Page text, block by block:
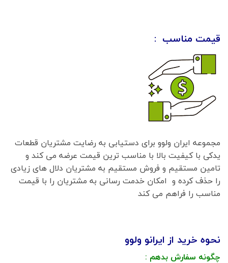
قیمت مناسب :
مجموعه ایران ولوو برای دستیابی به رضایت مشتریان قطعات
یدکی با کیفیت بالا با مناسب ترین قیمت عرضه می کند و
تامین مستقیم و فروش مستقیم به مشتریان دلال های زیادی
را حذف کرده و امکان خدمت رسانی به مشتریان را با قیمت
مناسب را فراهم می کند
نحوه خرید از ایرانو ولوو
چگونه سفارش بدهم :